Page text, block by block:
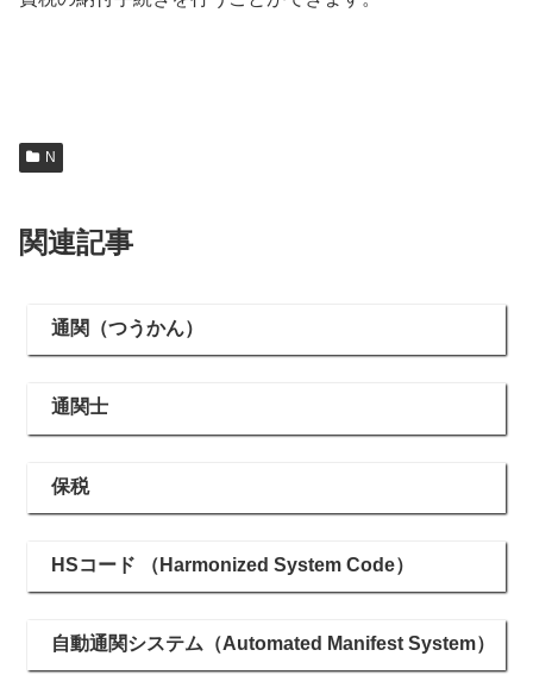
N
関連記事
通関（つうかん）
通関士
保税
HSコード （Harmonized System Code）
自動通関システム（Automated Manifest System）